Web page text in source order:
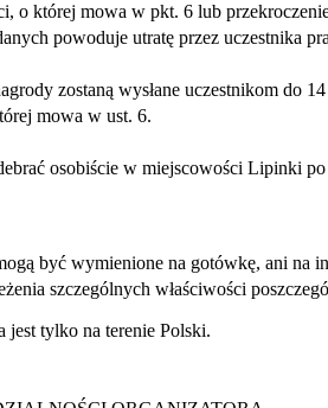
o której mowa w pkt. 6 lub
powoduje utratę przez uczestnika
zostaną wysłane uczestnikom do
mowa w ust. 6.
osobiście w miejscowości Lipinki
być wymienione na gotówkę, ani na
szczególnych właściwości
jest tylko na terenie Polski.